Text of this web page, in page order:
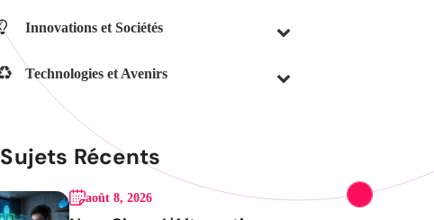
Innovations et Sociétés
Technologies et Avenirs
Sujets Récents
août 8, 2026